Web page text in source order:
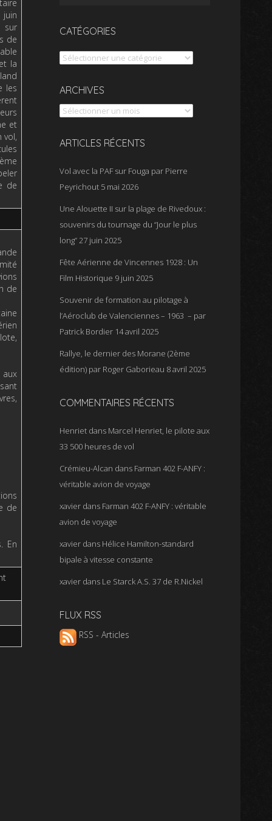
juin
sur
de
la
les
et
vol,
de
de
aux
de
En
CATÉGORIES
ARCHIVES
ARTICLES RÉCENTS
Vol avec la PAF sur Fouga par Pierre
Peyrichout 5 mai 2026
Une Alouette II sur la plage de Rivedoux :
souvenirs du tournage du “Jour le plus
long”27 juin 2025
Fête Aérienne de Vincennes 1928 : Un
Film Historique 9 juin 2025
Souvenir de formation au pilotage à
l’Aéroclub de Valenciennes – 1963 – par
Patrick Bordier 14 avril 2025
Rallye, le dernier des Morane (2ème
édition) par Roger Gaborieau 8 avril 2025
COMMENTAIRES RÉCENTS
Henriet dans Marcel Henriet, le pilote aux
33 500 heures de vol
Crémieu-Alcan dans Farman 402 F-ANFY :
véritable avion de voyage
xavier dans Farman 402 F-ANFY : véritable
avion de voyage
xavier dans Hélice Hamilton-standard
bipale à vitesse constante
xavier dans Le Starck A.S. 37 de R.Nickel
FLUX RSS
RSS - Articles